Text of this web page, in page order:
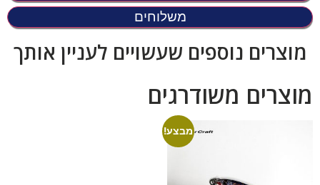
משלוחים
מוצרים נוספים שעשויים לעניין אותך
מוצרים משודרגים
מבצע!